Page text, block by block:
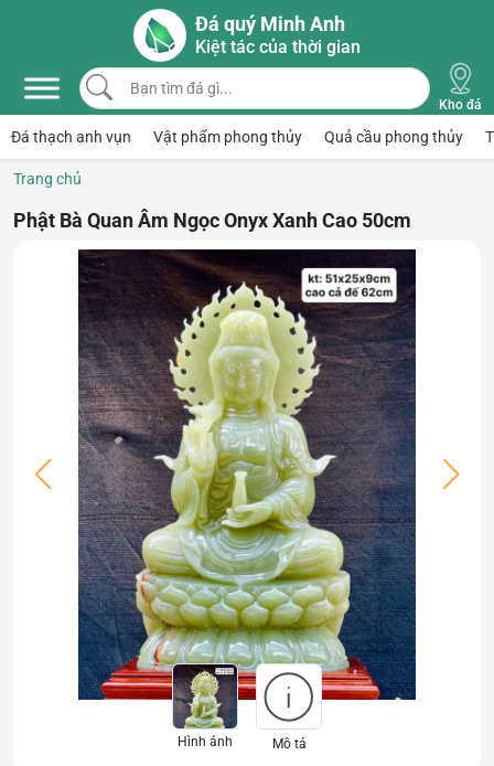
Skip to main content
Đá quý Minh Anh
Kiệt tác của thời gian
Bạn tìm đá gì...
Kho đá
Đá thạch anh vụn Vật phẩm phong thủy Quả cầu phong thủy
Trang chủ
Phật Bà Quan Âm Ngọc Onyx Xanh Cao 50cm
Hình ảnh Mô tả